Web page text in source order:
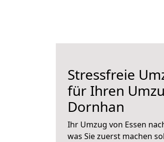
Stressfreie
für Ihren
Dornhan
Ihr Umzug von Essen
was Sie zuerst machen